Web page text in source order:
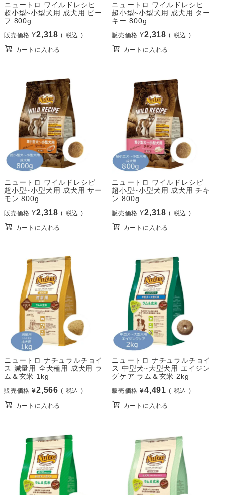
ニュートロ ワイルドレシピ
超小型~小型犬用 成犬用 ビー
フ 800g
販売価格 ¥2,318 税込
カートに入れる
ニュートロ ワイルドレシピ
超小型~小型犬用 成犬用 ター
キー 800g
販売価格 ¥2,318 税込
カートに入れる
ニュートロ ワイルドレシピ
超小型~小型犬用 成犬用 サー
モン 800g
販売価格 ¥2,318 税込
カートに入れる
ニュートロ ワイルドレシピ
超小型~小型犬用 成犬用 チキ
ン 800g
販売価格 ¥2,318 税込
カートに入れる
ニュートロ ナチュラルチョイ
ス 減量用 全犬種用 成犬用 ラ
ム＆玄米 1kg
販売価格 ¥2,566 税込
カートに入れる
ニュートロ ナチュラルチョイ
ス 中型犬~大型犬用 エイジン
グケア ラム＆玄米 2kg
販売価格 ¥4,491 税込
カートに入れる